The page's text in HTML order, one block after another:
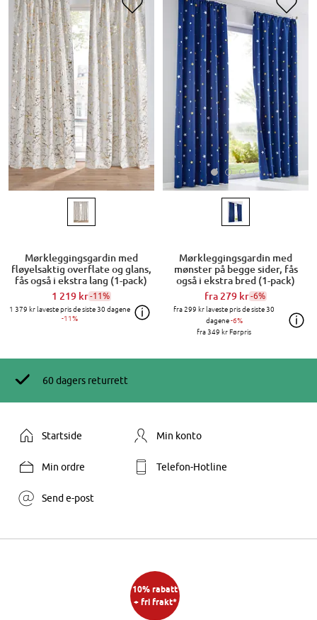
Mørkleggingsgardin med
fløyelsaktig overflate og glans,
fås også i ekstra lang (1-pack)
1 219 kr-11%
1 379 krlaveste pris de siste 30 dagene
-11%
Mørkleggingsgardin med
mønster på begge sider, fås
også i ekstra bred (1-pack)
fra 279 kr-6%
fra299 krlaveste pris de siste 30
dagene-6%
fra 349 krFørpris
60 dagers returrett
Startside Min konto
Min ordre Telefon-Hotline
Send e-post
10% rabatt
+ fri frakt*